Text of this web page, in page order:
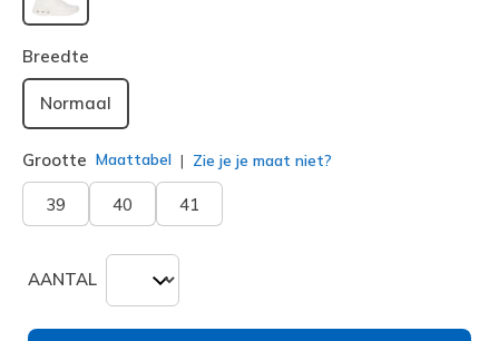
geselecteerd
Breedte
Normaal
Grootte Maattabel Zie je je maat niet?
39 40 41
AANTAL